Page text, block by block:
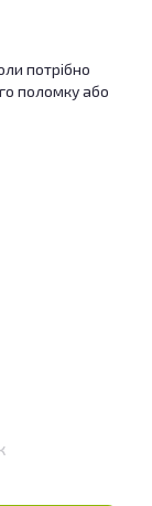
потрібно
поломку або